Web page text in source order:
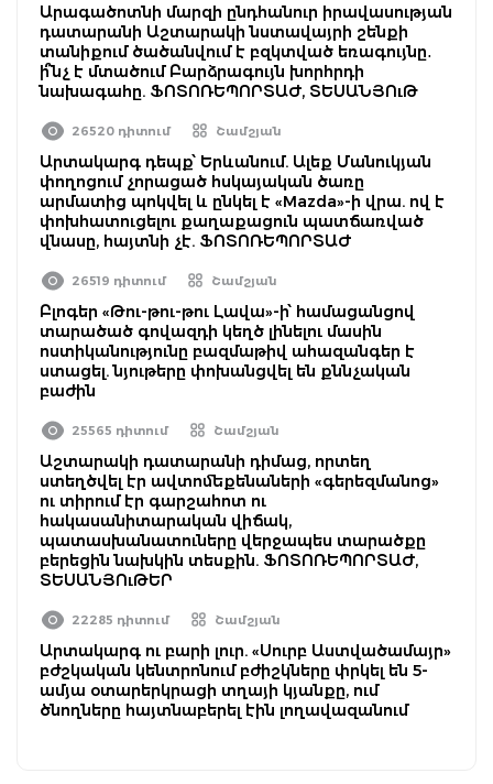
Արագածոտնի մարզի ընդհանուր իրավասության
դատարանի Աշտարակի նստավայրի շենքի
տանիքում ծածանվում է բզկտված եռագույնը․
ի՞նչ է մտածում Բարձրագույն խորհրդի
նախագահը. ՖՈՏՈՌԵՊՈՐՏԱԺ, ՏԵՍԱՆՅՈւԹ
26520 դիտում Շամշյան
Արտակարգ դեպք՝ Երևանում. Ալեք Մանուկյան
փողոցում չորացած հսկայական ծառը
արմատից պոկվել և ընկել է «Mazda»-ի վրա. ով է
փոխհատուցելու քաղաքացուն պատճառված
վնասը, հայտնի չէ. ՖՈՏՈՌԵՊՈՐՏԱԺ
26519 դիտում Շամշյան
Բլոգեր «Թու-թու-թու Լավա»-ի՝ համացանցով
տարածած գովազդի կեղծ լինելու մասին
ոստիկանությունը բազմաթիվ ահազանգեր է
ստացել. նյութերը փոխանցվել են քննչական
բաժին
25565 դիտում Շամշյան
Աշտարակի դատարանի դիմաց, որտեղ
ստեղծվել էր ավտոմեքենաների «գերեզմանոց»
ու տիրում էր գարշահոտ ու
հակասանիտարական վիճակ,
պատասխանատուները վերջապես տարածքը
բերեցին նախկին տեսքին. ՖՈՏՈՌԵՊՈՐՏԱԺ,
ՏԵՍԱՆՅՈւԹԵՐ
22285 դիտում Շամշյան
Արտակարգ ու բարի լուր. «Սուրբ Աստվածամայր»
բժշկական կենտրոնում բժիշկները փրկել են 5-
ամյա օտարերկրացի տղայի կյանքը, ում
ծնողները հայտնաբերել էին լողավազանում